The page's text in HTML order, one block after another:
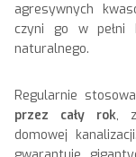
agresywnych
czyni go w pełni
naturalnego.
Regularnie
przez cały rok,
domowej